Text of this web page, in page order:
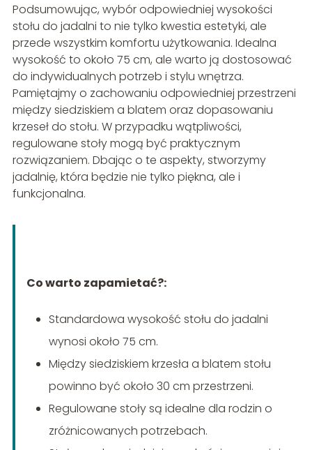
Podsumowując, wybór odpowiedniej wysokości
stołu do jadalni to nie tylko kwestia estetyki, ale
przede wszystkim komfortu użytkowania. Idealna
wysokość to około 75 cm, ale warto ją dostosować
do indywidualnych potrzeb i stylu wnętrza.
Pamiętajmy o zachowaniu odpowiedniej przestrzeni
między siedziskiem a blatem oraz dopasowaniu
krzeseł do stołu. W przypadku wątpliwości,
regulowane stoły mogą być praktycznym
rozwiązaniem. Dbając o te aspekty, stworzymy
jadalnię, która będzie nie tylko piękna, ale i
funkcjonalna.
Co warto zapamietać?:
Standardowa wysokość stołu do jadalni
wynosi około 75 cm.
Między siedziskiem krzesła a blatem stołu
powinno być około 30 cm przestrzeni.
Regulowane stoły są idealne dla rodzin o
zróżnicowanych potrzebach.